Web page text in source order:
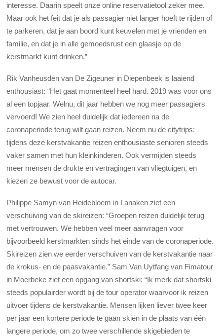
interesse. Daarin speelt onze online reservatietool zeker mee.
Maar ook het feit dat je als passagier niet langer hoeft te rijden of
te parkeren, dat je aan boord kunt keuvelen met je vrienden en
familie, en dat je in alle gemoedsrust een glaasje op de
kerstmarkt kunt drinken.”
Rik Vanheusden van De Zigeuner in Diepenbeek is laaiend
enthousiast: “Het gaat momenteel heel hard. 2019 was voor ons
al een topjaar. Welnu, dit jaar hebben we nog meer passagiers
vervoerd! We zien heel duidelijk dat iedereen na de
coronaperiode terug wilt gaan reizen. Neem nu de citytrips:
tijdens deze kerstvakantie reizen enthousiaste senioren steeds
vaker samen met hun kleinkinderen. Ook vermijden steeds
meer mensen de drukte en vertragingen van vliegtuigen, en
kiezen ze bewust voor de autocar.
Philippe Samyn van Heidebloem in Lanaken ziet een
verschuiving van de skireizen: “Groepen reizen duidelijk terug
met vertrouwen. We hebben veel meer aanvragen voor
bijvoorbeeld kerstmarkten sinds het einde van de coronaperiode.
Skireizen zien we eerder verschuiven van de kerstvakantie naar
de krokus- en de paasvakantie.” Sam Van Uytfang van Fimatour
in Moerbeke ziet een opgang van shortski: “Ik merk dat shortski
steeds populairder wordt bij de tour operator waarvoor ik reizen
uitvoer tijdens de kerstvakantie. Mensen lijken liever twee keer
per jaar een kortere periode te gaan skiën in de plaats van één
langere periode, om zo twee verschillende skigebieden te